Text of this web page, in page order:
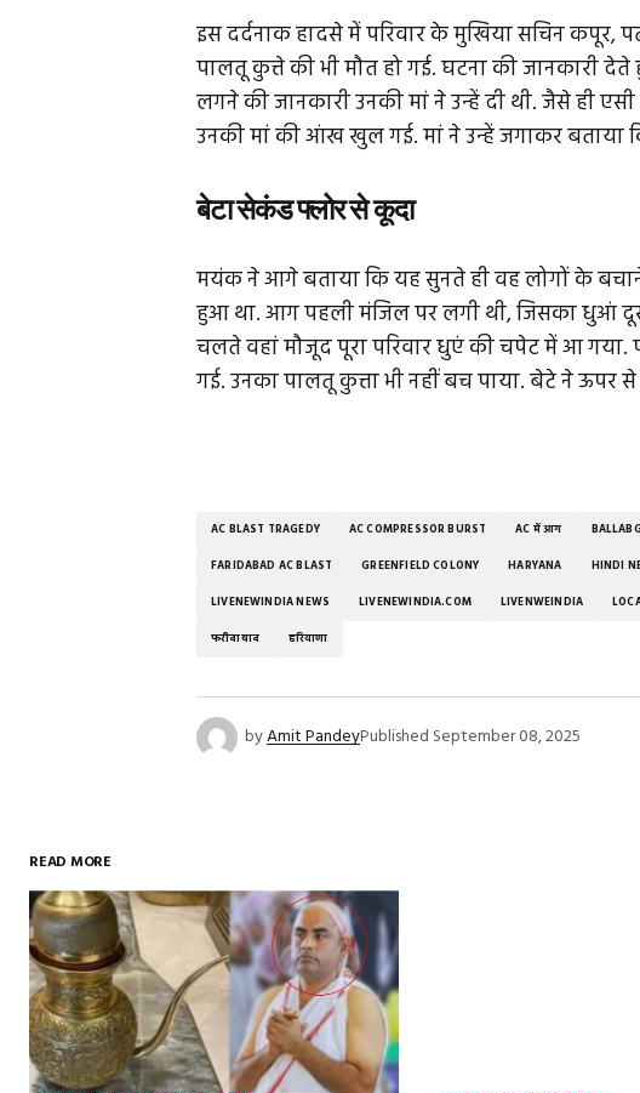
इस दर्दनाक हादसे में परिवार के मुखिया सचिन कपूर,
पालतू कुत्ते की भी मौत हो गई. घटना की जानकारी
लगने की जानकारी उनकी मां ने उन्हें दी थी. जैसे ही
उनकी मां की आंख खुल गई. मां ने उन्हें जगाकर बताया
बेटा सेकंड फ्लोर से कूदा
मयंक ने आगे बताया कि यह सुनते ही वह लोगों के
हुआ था. आग पहली मंजिल पर लगी थी, जिसका धुआं
चलते वहां मौजूद पूरा परिवार धुएं की चपेट में आ गया.
गई. उनका पालतू कुत्ता भी नहीं बच पाया. बेटे ने ऊपर
AC BLAST TRAGEDY AC COMPRESSOR BURST AC में आग
FARIDABAD AC BLAST GREENFIELD COLONY HARYANA HINDI
LIVENEWINDIA NEWS LIVENEWINDIA.COM LIVENWEINDIA
फरीदाबाद हरियाणा
byAmit PandeyPublished September 08, 2025
READ MORE